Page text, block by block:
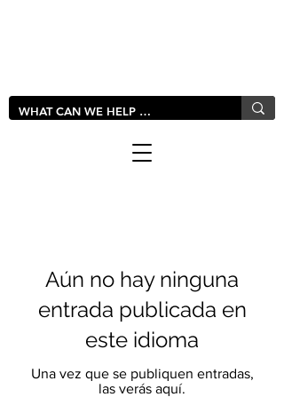
Aún no hay ninguna
entrada publicada en
este idioma
Una vez que se publiquen entradas,
las verás aquí.